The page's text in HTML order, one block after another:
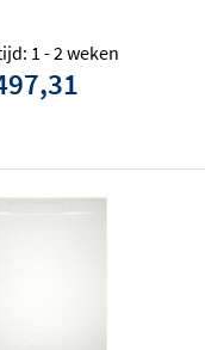
1 - 2 weken